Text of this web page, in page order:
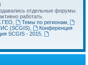
отдельные форумы.
работать.
ГЕО Темы по регионам
(SCGIS)
Конференция
SCGIS - 2015,